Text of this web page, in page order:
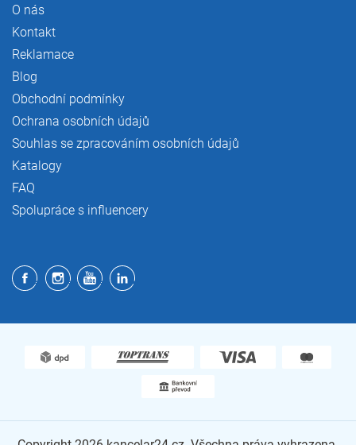
O nás
Kontakt
Reklamace
Blog
Obchodní podmínky
Ochrana osobních údajů
Souhlas se zpracováním osobních údajů
Katalogy
FAQ
Spolupráce s influencery